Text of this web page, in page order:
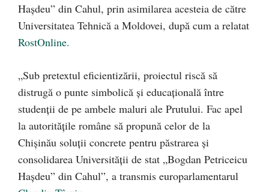
Hașdeu” din Cahul, prin asimilarea acesteia de către
Universitatea Tehnică a Moldovei, după cum a relatat
RostOnline.
„Sub pretextul eficientizării, proiectul riscă să
distrugă o punte simbolică și educațională între
studenții de pe ambele maluri ale Prutului. Fac apel
la autoritățile române să propună celor de la
Chișinău soluții concrete pentru păstrarea și
consolidarea Universității de stat „Bogdan Petriceicu
Hașdeu” din Cahul”, a transmis europarlamentarul